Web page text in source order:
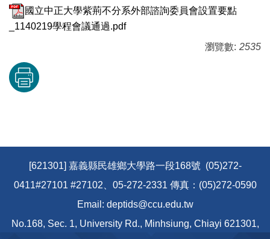
國立中正大學紫荊不分系外部諮詢委員會設置要點
_1140219學程會議通過.pdf
瀏覽數: 2535
[621301] 嘉義縣民雄鄉大學路一段168號 (05)272-
0411#27101 #27102、05-272-2331 傳真：(05)272-0590
Email: deptids@ccu.edu.tw
No.168, Sec. 1, University Rd., Minhsiung, Chiayi 621301,